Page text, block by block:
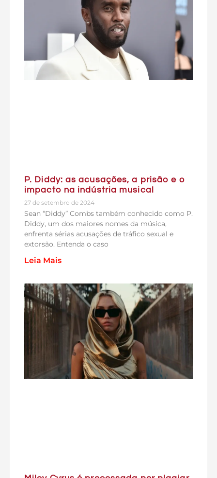
P. Diddy: as acusações, a prisão e o
impacto na indústria musical
27 de setembro de 2024
Sean “Diddy” Combs também conhecido como P.
Diddy, um dos maiores nomes da música,
enfrenta sérias acusações de tráfico sexual e
extorsão. Entenda o caso
Leia Mais